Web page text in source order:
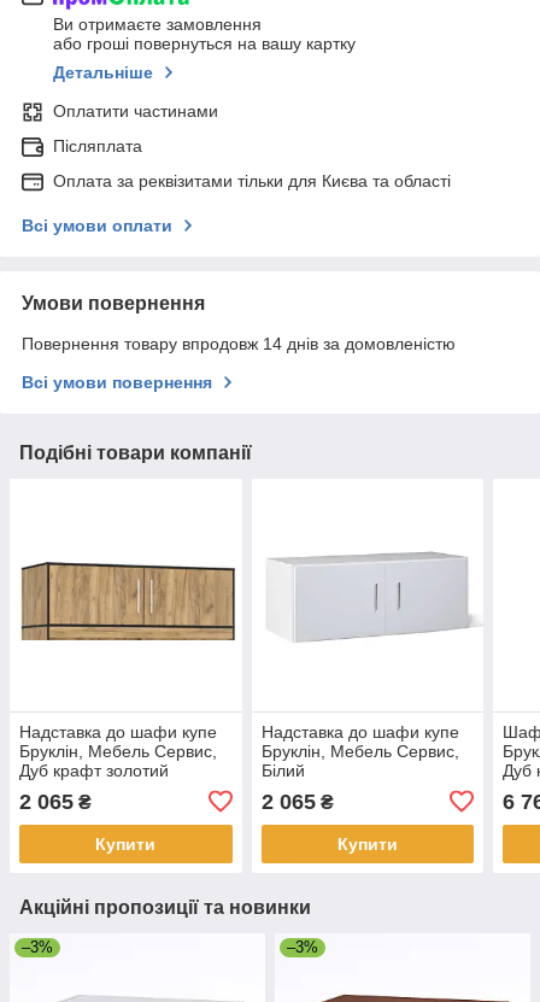
Ви отримаєте замовлення
або гроші повернуться на вашу картку
Детальніше
Оплатити частинами
Післяплата
Оплата за реквізитами тільки для Києва та області
Всі умови оплати
Умови повернення
Повернення товару впродовж 14 днів за домовленістю
Всі умови повернення
Подібні товари компанії
Надставка до шафи купе
Бруклін, Мебель Сервис,
Дуб крафт золотий
2 065 ₴
Купити
Надставка до шафи купе
Бруклін, Мебель Сервис,
Білий
2 065₴
Купити
Дуб
6
Акційні пропозиції та новинки
–3% –3%